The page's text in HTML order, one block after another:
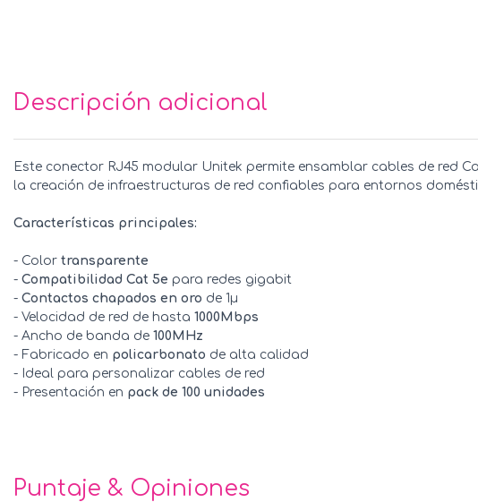
Descripción adicional
Este conector RJ45 modular Unitek permite ensamblar cables de red
la creación de infraestructuras de red confiables para entornos
Características principales:
- Color transparente
- Compatibilidad Cat 5e para redes gigabit
- Contactos chapados en oro de 1µ
- Velocidad de red de hasta 1000Mbps
- Ancho de banda de 100MHz
- Fabricado en policarbonato de alta calidad
- Ideal para personalizar cables de red
- Presentación en pack de 100 unidades
Puntaje & Opiniones